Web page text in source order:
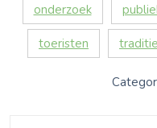
onderzoek
toeristen